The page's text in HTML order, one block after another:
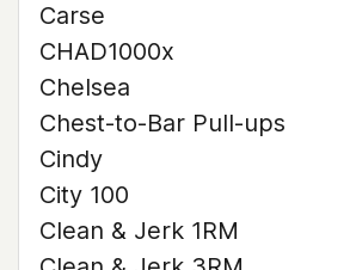
Carse
CHAD1000x
Chelsea
Chest-to-Bar Pull-ups
Cindy
City 100
Clean & Jerk 1RM